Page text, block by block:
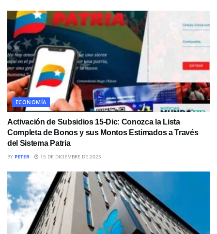
ECONOMÍA
Activación de Subsidios 15-Dic: Conozca la Lista
Completa de Bonos y sus Montos Estimados a Través
del Sistema Patria
BY PETER 15 DE DICIEMBRE DE 2025